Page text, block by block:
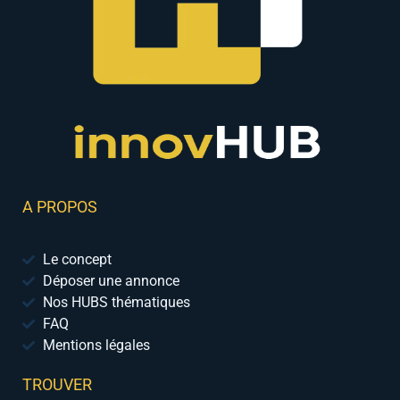
A PROPOS
Le concept
Déposer une annonce
Nos HUBS thématiques
FAQ
Mentions légales
TROUVER